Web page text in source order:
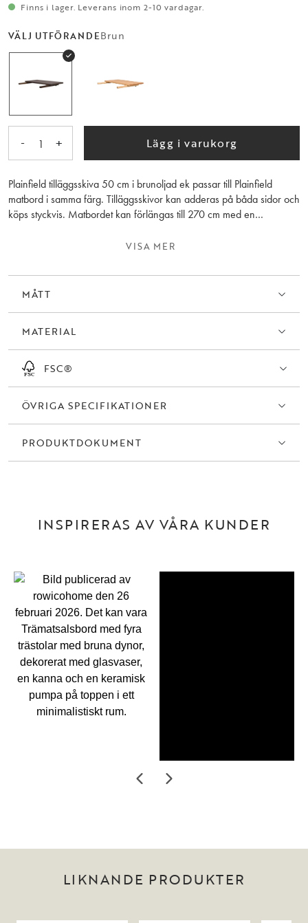
Finns i lager. Leverans inom 2-10 vardagar.
VÄLJ UTFÖRANDEBrun
- 1 + Lägg i varukorg
Plainfield tilläggsskiva 50 cm i brunoljad ek passar till Plainfield
matbord i samma färg. Tilläggsskivor kan adderas på båda sidor och
köps styckvis. Matbordet kan förlängas till 270 cm med en
att träets ådring skiljer sig mellan tilläggskivor och bord.
VISA MER
MÅTT
MATERIAL
FSC®
ÖVRIGA SPECIFIKATIONER
PRODUKTDOKUMENT
INSPIRERAS AV VÅRA KUNDER
LIKNANDE PRODUKTER